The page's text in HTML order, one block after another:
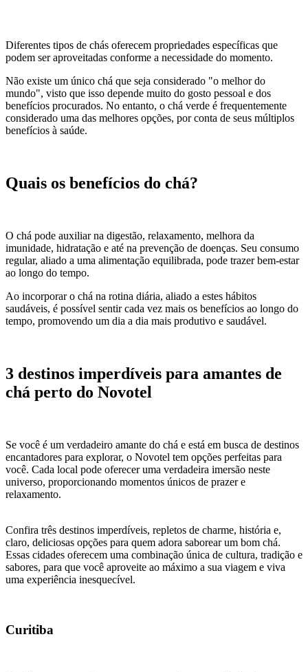
Diferentes tipos de chás oferecem propriedades específicas que
podem ser aproveitadas conforme a necessidade do momento.
Não existe um único chá que seja considerado "o melhor do
mundo", visto que isso depende muito do gosto pessoal e dos
benefícios procurados. No entanto, o chá verde é frequentemente
considerado uma das melhores opções, por conta de seus múltiplos
benefícios à saúde.
Quais os benefícios do chá?
O chá pode auxiliar na digestão, relaxamento, melhora da
imunidade, hidratação e até na prevenção de doenças. Seu consumo
regular, aliado a uma alimentação equilibrada, pode trazer bem-estar
ao longo do tempo.
Ao incorporar o chá na rotina diária, aliado a estes hábitos
saudáveis, é possível sentir cada vez mais os benefícios ao longo do
tempo, promovendo um dia a dia mais produtivo e saudável.
3 destinos imperdíveis para amantes de
chá perto do Novotel
Se você é um verdadeiro amante do chá e está em busca de destinos
encantadores para explorar, o Novotel tem opções perfeitas para
você. Cada local pode oferecer uma verdadeira imersão neste
universo, proporcionando momentos únicos de prazer e
relaxamento.
Confira três destinos imperdíveis, repletos de charme, história e,
claro, deliciosas opções para quem adora saborear um bom chá.
Essas cidades oferecem uma combinação única de cultura, tradição e
sabores, para que você aproveite ao máximo a sua viagem e viva
uma experiência inesquecível.
Curitiba